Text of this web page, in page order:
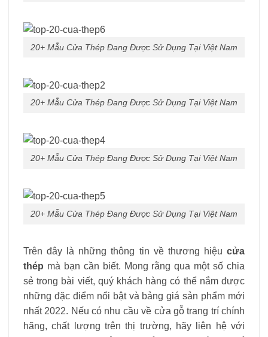
20+ Mẫu Cửa Thép Đang Được Sử Dụng Tại Việt Nam
20+ Mẫu Cửa Thép Đang Được Sử Dụng Tại Việt Nam
20+ Mẫu Cửa Thép Đang Được Sử Dụng Tại Việt Nam
20+ Mẫu Cửa Thép Đang Được Sử Dụng Tại Việt Nam
Trên đây là những thông tin về thương hiệu cửa
thép mà bạn cần biết. Mong rằng qua một số chia
sẻ trong bài viết, quý khách hàng có thể nắm được
những đặc điểm nổi bật và bảng giá sản phẩm mới
nhất 2022. Nếu có nhu cầu về cửa gỗ trang trí chính
hãng, chất lượng trên thị trường, hãy liên hệ với